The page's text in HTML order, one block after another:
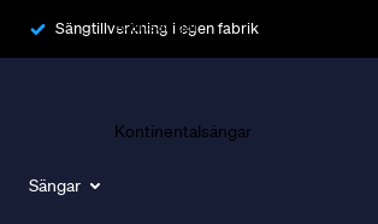
Sängtillverkning i egen fabrik
Sängar
Ramsängar
Kontinentalsängar